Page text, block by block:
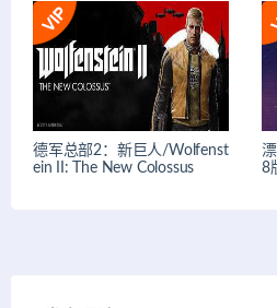
德军总部2：新巨人/Wolfenst
ein II: The New Colossus
8